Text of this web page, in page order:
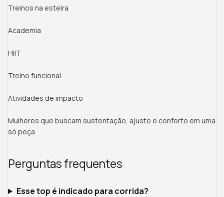
Treinos na esteira
Academia
HIIT
Treino funcional
Atividades de impacto
Mulheres que buscam sustentação, ajuste e conforto em uma
só peça
Perguntas frequentes
Esse top é indicado para corrida?